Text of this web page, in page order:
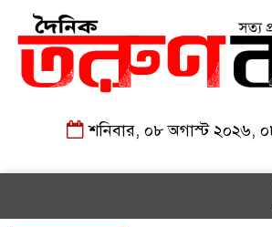
শনিবার, ০৮ অগাস্ট ২০২৬,